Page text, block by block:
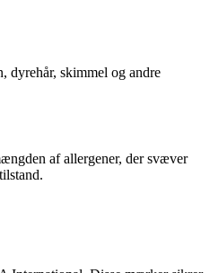
dyrehår, skimmel og andre
af allergener, der svæver